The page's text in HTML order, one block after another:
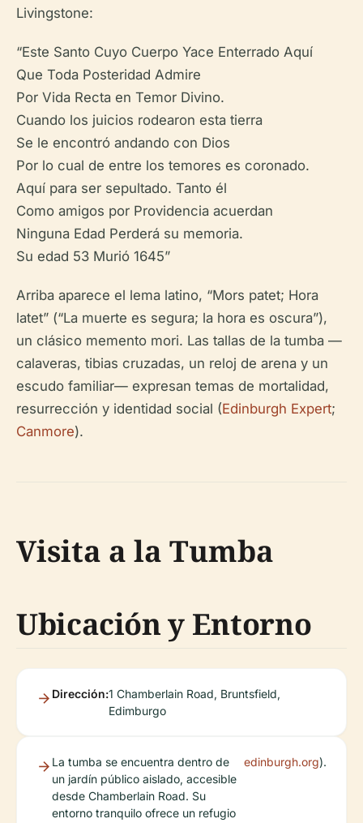
Livingstone:
“Este Santo Cuyo Cuerpo Yace Enterrado Aquí
Que Toda Posteridad Admire
Por Vida Recta en Temor Divino.
Cuando los juicios rodearon esta tierra
Se le encontró andando con Dios
Por lo cual de entre los temores es coronado.
Aquí para ser sepultado. Tanto él
Como amigos por Providencia acuerdan
Ninguna Edad Perderá su memoria.
Su edad 53 Murió 1645”
Arriba aparece el lema latino, “Mors patet; Hora
latet” (“La muerte es segura; la hora es oscura”),
un clásico memento mori. Las tallas de la tumba —
calaveras, tibias cruzadas, un reloj de arena y un
escudo familiar— expresan temas de mortalidad,
resurrección y identidad social (Edinburgh Expert;
Canmore).
Visita a la Tumba
Ubicación y Entorno
Dirección:1 Chamberlain Road, Bruntsfield,
Edimburgo
La tumba se encuentra dentro de
un jardín público aislado, accesible
desde Chamberlain Road. Su
entorno tranquilo ofrece un refugio
edinburgh.org).